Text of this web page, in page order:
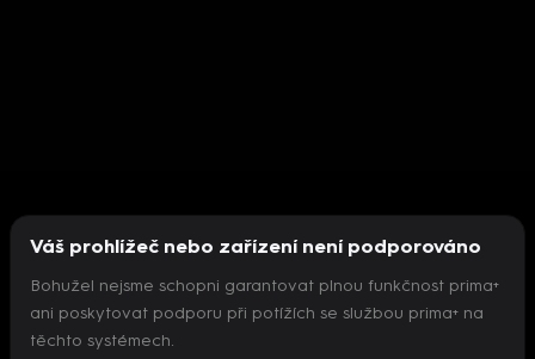
Nepodařilo se inicializovat přehrávač
Váš prohlížeč nebo zařízení není podporováno
Bohužel nejsme schopni garantovat plnou funkčnost prima+
ani poskytovat podporu při potížích se službou prima+ na
těchto systémech.